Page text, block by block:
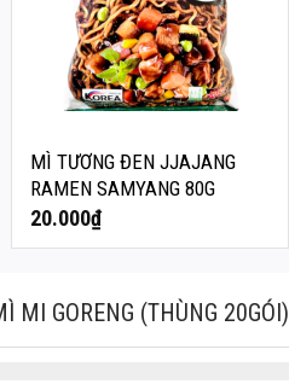
MÌ TƯƠNG ĐEN JJAJANG
RAMEN SAMYANG 80G
20.000₫
MI GORENG (THÙNG 20GÓI)